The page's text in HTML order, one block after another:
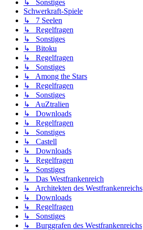
↳ Sonstiges
Schwerkraft-Spiele
↳ 7 Seelen
↳ Regelfragen
↳ Sonstiges
↳ Bitoku
↳ Regelfragen
↳ Sonstiges
↳ Among the Stars
↳ Regelfragen
↳ Sonstiges
↳ AuZtralien
↳ Downloads
↳ Regelfragen
↳ Sonstiges
↳ Castell
↳ Downloads
↳ Regelfragen
↳ Sonstiges
↳ Das Westfrankenreich
↳ Architekten des Westfrankenreichs
↳ Downloads
↳ Regelfragen
↳ Sonstiges
↳ Burggrafen des Westfrankenreichs